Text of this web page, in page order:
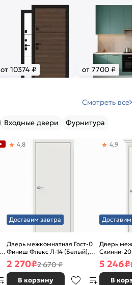
от 10374 ₽ от 7700 ₽
Смотреть все
Входные двери Фурнитура
Доставим завтра
Дверь межкомнатная Гост-0
Финиш Флекс Л-14 (Белый),
глухая, каркасно-щитовая
4,8
2 270₽2 670 ₽
В корзину
Доставим
Дверь
Скинни-20
декора,
без кромки,
4,9
5 246₽8
В